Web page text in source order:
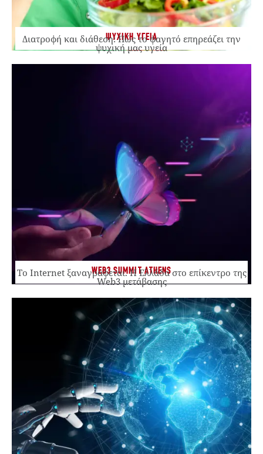
ΨΥΧΙΚΗ ΥΓΕΙΑ
Διατροφή και διάθεση: Πώς το φαγητό επηρεάζει την
ψυχική μας υγεία
WEB3 SUMMIT ATHENS
Το Internet ξαναγράφεται. Η Ελλάδα στο επίκεντρο της
Web3 μετάβασης